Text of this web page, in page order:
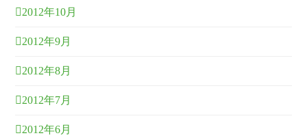
2012年10月
2012年9月
2012年8月
2012年7月
2012年6月